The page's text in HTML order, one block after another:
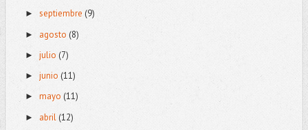
► septiembre (9)
► agosto (8)
► julio (7)
► junio (11)
► mayo (11)
► abril (12)